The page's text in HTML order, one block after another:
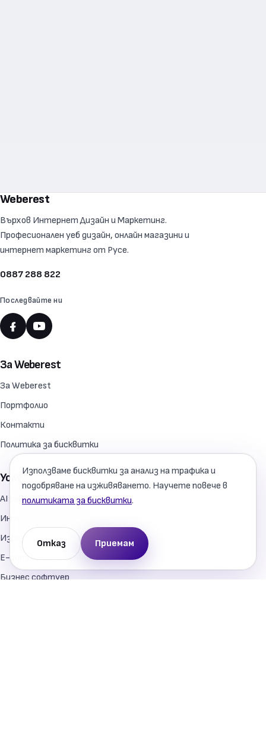
Weberest
Върхов Интернет Дизайн и Маркетинг.
Професионален уеб дизайн, онлайн магазини и
интернет маркетинг от Русе.
0887 288 822
Последвайте ни
За Weberest
За Weberest
Портфолио
Контакти
Политика за бисквитки
Услуги
AI решения за бизнеса
Интеграции и автоматизация
Изработка на уебсайтове
E-commerce решения
Бизнес софтуер
Използваме бисквитки за анализ на трафика и
подобряване на изживяването. Научете повече в
политиката за бисквитки.
Отказ Приемам